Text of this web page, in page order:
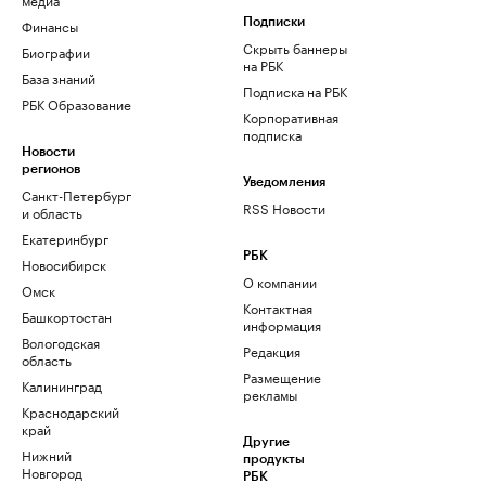
Финансы
Биографии
База знаний
РБК Образование
Новости
регионов
Санкт-Петербург
и область
Екатеринбург
Новосибирск
Омск
Башкортостан
Вологодская
область
Калининград
Краснодарский
край
Нижний
Новгород
Подписки
Скрыть баннеры
на РБК
Подписка на РБК
Корпоративная
подписка
Уведомления
RSS Новости
РБК
О компании
Контактная
информация
Редакция
Размещение
рекламы
Другие
продукты
РБК